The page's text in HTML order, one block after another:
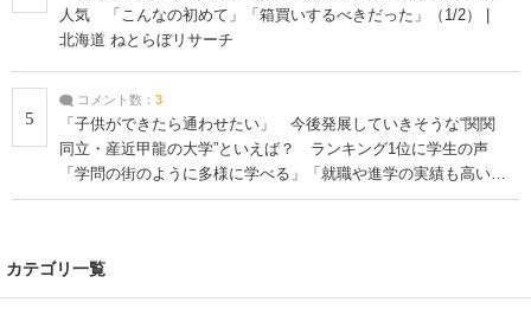
人気 「こんなの初めて」「箱買いするべきだった」（1/2） |
北海道 ねとらぼリサーチ
5
コメント数： 3
「子供ができたら通わせたい」 今後発展していきそうな“関関
同立・産近甲龍の大学”といえば？ ランキング1位に学生の声
「学問の街のように多様に学べる」「就職や進学の実績も高い」
| 大学 ねとらぼリサーチ
カテゴリ一覧